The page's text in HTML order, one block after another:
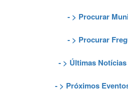
- > Procurar
- > Procurar
- > Últimas
- > Próximos